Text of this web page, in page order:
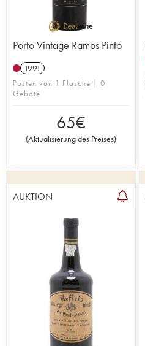
Porto Vintage Ramos Pinto
1991
Posten von 1 Flasche | 0
Gebote
65€
(Aktualisierung des Preises)
AUKTION